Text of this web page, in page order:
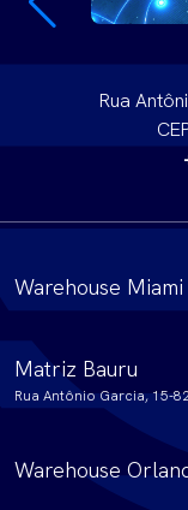
Rua
Warehouse Miami
Matriz Bauru
Rua Antônio Garcia, 15-
Warehouse